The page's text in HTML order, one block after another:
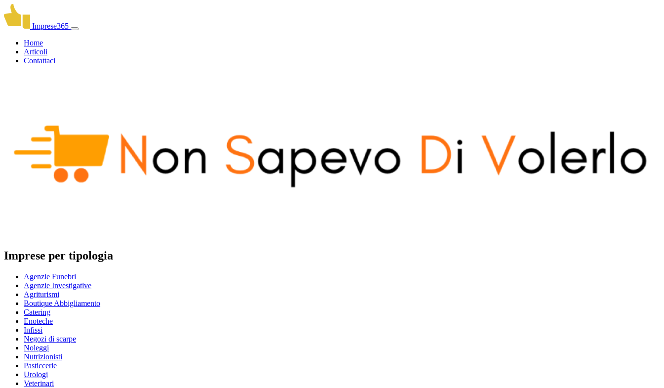
Imprese365
Home
Articoli
Contattaci
Imprese per tipologia
Agenzie Funebri
Agenzie Investigative
Agriturismi
Boutique Abbigliamento
Catering
Enoteche
Infissi
Negozi di scarpe
Noleggi
Nutrizionisti
Pasticcerie
Urologi
Veterinari